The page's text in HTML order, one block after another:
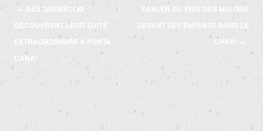
Navigation
des
articles
← DES QUÉBÉCOIS
DÉCOUVRENT LEUR SUITE
EXTRAORDINAIRE À PUNTA
CANA!
PARLER DU PRIX DES MELONS
DEVANT SES ENFANTS DANS LE
CHAR!
→